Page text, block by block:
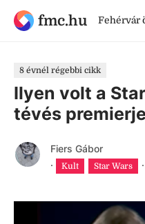
fmc.hu Fehérvár
8 évnél régebbi cikk
Ilyen volt a
tévés
Fiers Gábor
·
Kult Star Wars ·